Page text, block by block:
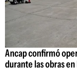
Ancap confirmó
durante las obras en